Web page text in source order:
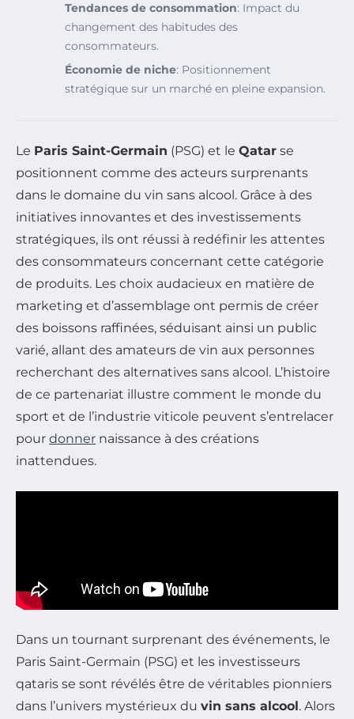
Tendances de consommation: Impact du
changement des habitudes des
consommateurs.
Économie de niche: Positionnement
stratégique sur un marché en pleine expansion.
Le Paris Saint-Germain (PSG) et le Qatar se
positionnent comme des acteurs surprenants
dans le domaine du vin sans alcool. Grâce à des
initiatives innovantes et des investissements
stratégiques, ils ont réussi à redéfinir les attentes
des consommateurs concernant cette catégorie
de produits. Les choix audacieux en matière de
marketing et d’assemblage ont permis de créer
des boissons raffinées, séduisant ainsi un public
varié, allant des amateurs de vin aux personnes
recherchant des alternatives sans alcool. L’histoire
de ce partenariat illustre comment le monde du
sport et de l’industrie viticole peuvent s’entrelacer
pour donner naissance à des créations
inattendues.
Dans un tournant surprenant des événements, le
Paris Saint-Germain (PSG) et les investisseurs
qataris se sont révélés être de véritables pionniers
dans l’univers mystérieux du vin sans alcool . Alors